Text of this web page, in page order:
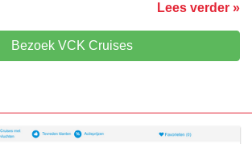
Lees verder »
Bezoek VCK Cruises